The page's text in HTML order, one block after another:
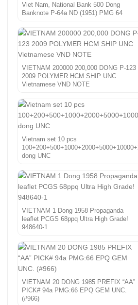
Viet Nam, National Bank 500 Dong
Banknote P-64a ND (1951) PMG 64
VIETNAM 200000 200,000 DONG P-123
2009 POLYMER HCM SHIP UNC
Vietnamese VND NOTE
Vietnam set 10 pcs
dong UNC
VIETNAM 1 Dong 1958 Propaganda
leaflet PCGS 68ppq Ultra High Grade!
948640-1
VIETNAM 20 DONG 1985 PREFIX “AA”
PICK# 94a PMG:66 EPQ GEM UNC.
(#966)